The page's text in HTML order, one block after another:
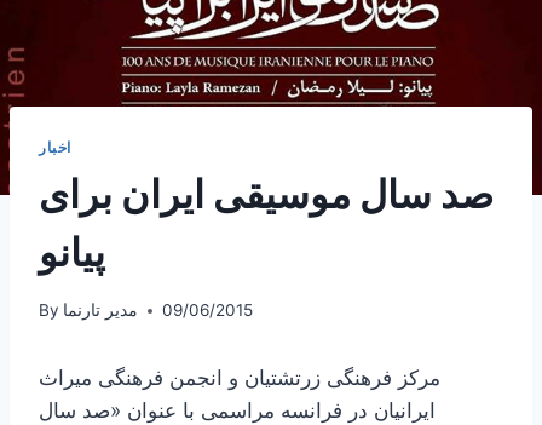
اخبار
صد سال موسیقی ایران برای
پیانو
By مدیر تارنما 09/06/2015
مرکز فرهنگی زرتشتیان و انجمن فرهنگی میراث
ایرانیان در فرانسه مراسمی با عنوان «صد سال